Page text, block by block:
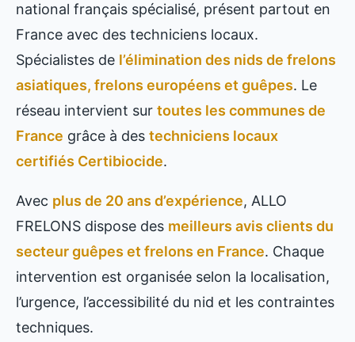
national français spécialisé, présent partout en
France avec des techniciens locaux.
Spécialistes de l’élimination des nids de frelons
asiatiques, frelons européens et guêpes. Le
réseau intervient sur toutes les communes de
France grâce à des techniciens locaux
certifiés Certibiocide.
Avec plus de 20 ans d’expérience, ALLO
FRELONS dispose des meilleurs avis clients du
secteur guêpes et frelons en France. Chaque
intervention est organisée selon la localisation,
l’urgence, l’accessibilité du nid et les contraintes
techniques.